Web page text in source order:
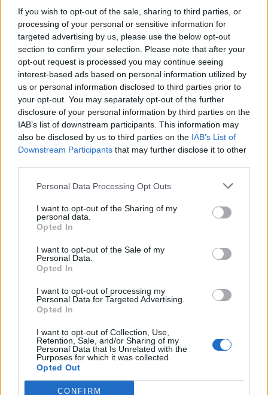
If you wish to opt-out of the sale, sharing to third parties, or
processing of your personal or sensitive information for
targeted advertising by us, please use the below opt-out
section to confirm your selection. Please note that after your
opt-out request is processed you may continue seeing
interest-based ads based on personal information utilized by
us or personal information disclosed to third parties prior to
your opt-out. You may separately opt-out of the further
disclosure of your personal information by third parties on the
IAB’s list of downstream participants. This information may
also be disclosed by us to third parties on the IAB’s List of
Downstream Participants that may further disclose it to other
Personal Data Processing Opt Outs
I want to opt-out of the Sharing of my
personal data.
Opted In
I want to opt-out of the Sale of my
Personal Data.
Opted In
I want to opt-out of processing my
Personal Data for Targeted Advertising.
Opted In
I want to opt-out of Collection, Use,
Retention, Sale, and/or Sharing of my
Personal Data that Is Unrelated with the
Purposes for which it was collected.
Opted Out
CONFIRM
CÍMLAPRÓL AJÁNLJUK
2026. augusztus 9.
bármikor kidőlhetnek, vigyázz hová parkolsz,
merre sétálsz ezeken a helyeken
2026. augusztus 8.
Ezért a kutyáért ma már egy használt autó
árát is elkérik: ennyiért veszik a magyarok a
legnépszerűbb fajtákat 2026-ban
2026. augusztus 8.
Mennyibe kerül a jogosítvány 2026-ban?
Vezetői engedély megszerzésének menete, ára
2026. augusztus 8.